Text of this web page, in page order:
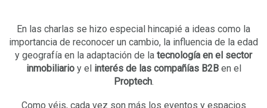
En las charlas se hizo especial hincapié a ideas como la
importancia de reconocer un cambio, la influencia de la edad
y geografía en la adaptación de la tecnología en el sector
inmobiliarioy el interés de las compañías B2Ben el
Proptech.
Como véis, cada vez son más los eventos y espacios